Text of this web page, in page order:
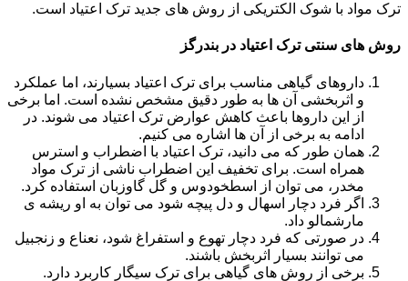
ترک مواد با شوک الکتریکی از روش های جدید ترک اعتیاد است.
روش های سنتی ترک اعتیاد در بندرگز
داروهای گیاهی مناسب برای ترک اعتیاد بسیارند، اما عملکرد
و اثربخشی آن ها به طور دقیق مشخص نشده است. اما برخی
از این داروها باعث کاهش عوارض ترک اعتیاد می شوند. در
ادامه به برخی از آن ها اشاره می کنیم.
همان طور که می دانید، ترک اعتیاد با اضطراب و استرس
همراه است. برای تخفیف این اضطراب ناشی از ترک مواد
مخدر، می توان از اسطخودوس و گل گاوزبان استفاده کرد.
اگر فرد دچار اسهال و دل پیچه شود می توان به او ریشه ی
مارشمالو داد.
در صورتی که فرد دچار تهوع و استفراغ شود، نعناع و زنجبیل
می توانند بسیار اثربخش باشند.
برخی از روش های گیاهی برای ترک سیگار کاربرد دارد.